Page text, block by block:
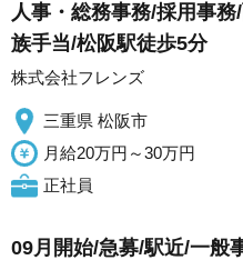
人事・総務事務/採用事
族手当/松阪駅徒歩5分
株式会社フレンズ
三重県 松阪市
月給20万円～30万円
正社員
09月開始/急募/駅近/一般